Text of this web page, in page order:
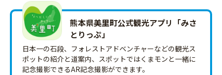
熊本県美里町公式観光アプリ「みさ
とりっ‪ぷ‬」
日本一の石段、フォレストアドベンチャーなどの観光ス
ポットの紹介と道案内、スポットではくまモンと一緒に
記念撮影できるAR記念撮影ができます。